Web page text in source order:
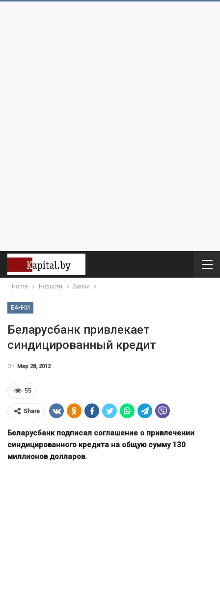
Home Новости Банки
БАНКИ
Беларусбанк привлекает
синдицированный кредит
On Мар 28, 2012
55
Share
Беларусбанк подписал соглашение о привлечении
синдицированного кредита на общую сумму 130
миллионов долларов.